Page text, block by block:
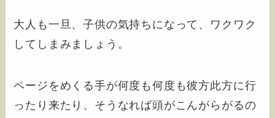
大人も一旦、子供の気持ちになって、ワクワク
してしまみましょう。
ページをめくる手が何度も何度も彼方此方に行
ったり来たり、そうなれば頭がこんがらがるの